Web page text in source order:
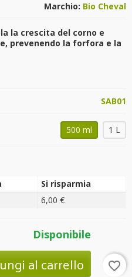
Marchio: Bio Cheval
la crescita del corno e
prevenendo la forfora e la
SAB01
500 ml 1 L
Si risparmia
6,00 €
Disponibile
al carrello favorite_border